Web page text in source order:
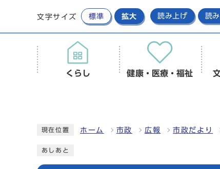
文字サイズ 標準 拡大 読み上げ 読
くらし 健康・医療・福祉
現在位置 ホーム 市政 広報 市政だより
あしあと